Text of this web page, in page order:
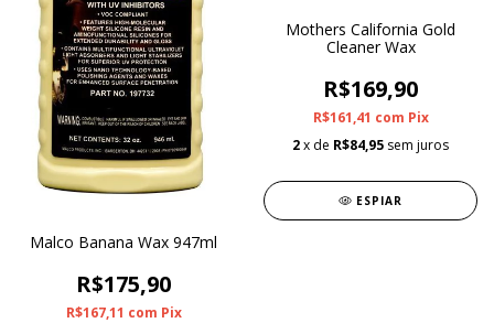
Malco Banana Wax 947ml
R$175,90
R$167,11 com Pix
Mothers California Gold
Cleaner Wax
R$169,90
R$161,41 com Pix
2x de R$84,95 sem juros
ESPIAR